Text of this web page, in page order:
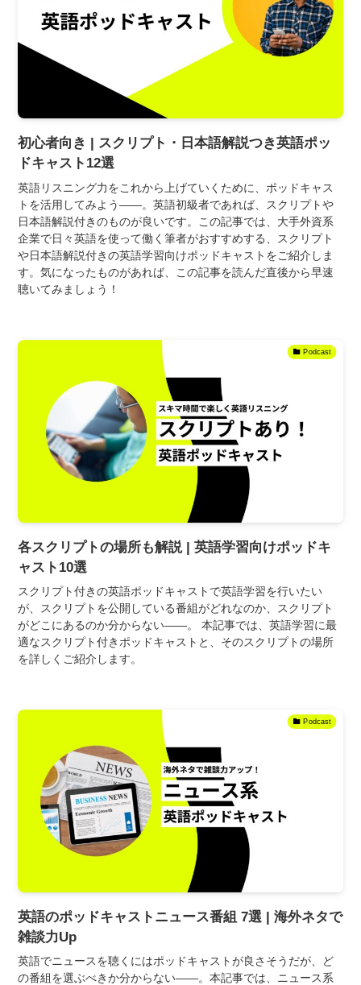
初心者向き | スクリプト・日本語解説つき英語ポッ
ドキャスト12選
英語リスニング力をこれから上げていくために、ポッドキャス
トを活用してみよう――。英語初級者であれば、スクリプトや
日本語解説付きのものが良いです。この記事では、大手外資系
企業で日々英語を使って働く筆者がおすすめする、スクリプト
や日本語解説付きの英語学習向けポッドキャストをご紹介しま
す。気になったものがあれば、この記事を読んだ直後から早速
聴いてみましょう！
Podcast
各スクリプトの場所も解説 | 英語学習向けポッドキ
ャスト10選
スクリプト付きの英語ポッドキャストで英語学習を行いたい
が、スクリプトを公開している番組がどれなのか、スクリプト
がどこにあるのか分からない――。 本記事では、英語学習に最
適なスクリプト付きポッドキャストと、そのスクリプトの場所
を詳しくご紹介します。
Podcast
英語のポッドキャストニュース番組 7選 | 海外ネタで
雑談力Up
英語でニュースを聴くにはポッドキャストが良さそうだが、ど
の番組を選ぶべきか分からない――。本記事では、ニュース系